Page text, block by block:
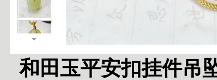
和田玉平安扣挂件吊